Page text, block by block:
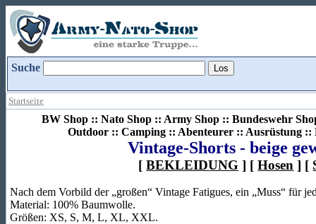
Suche
Startseite
BW Shop :: Nato Shop :: Army Shop :: Bundeswehr
Outdoor :: Camping :: Abenteurer :: Ausrüstung ::
Vintage-Shorts - beige
[BEKLEIDUNG ] [Hosen ] [
Nach dem Vorbild der „großen“ Vintage Fatigues, ein „Muss“ für
Material: 100% Baumwolle.
Größen: XS, S, M, L, XL, XXL.